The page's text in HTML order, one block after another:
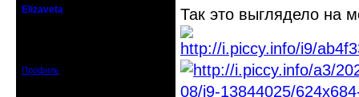
Elizaveta
Профиль
Так это выглядело на